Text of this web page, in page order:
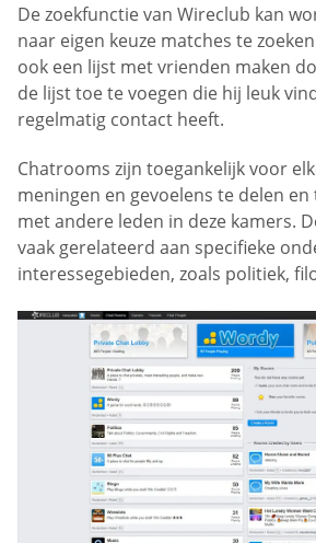
De zoekfunctie van Wireclub kan
naar eigen keuze matches te
ook een lijst met vrienden maken
de lijst toe te voegen die hij leuk
regelmatig contact heeft.
Chatrooms zijn toegankelijk voor
meningen en gevoelens te delen
met andere leden in deze kamers.
vaak gerelateerd aan specifieke
interessegebieden, zoals politiek,